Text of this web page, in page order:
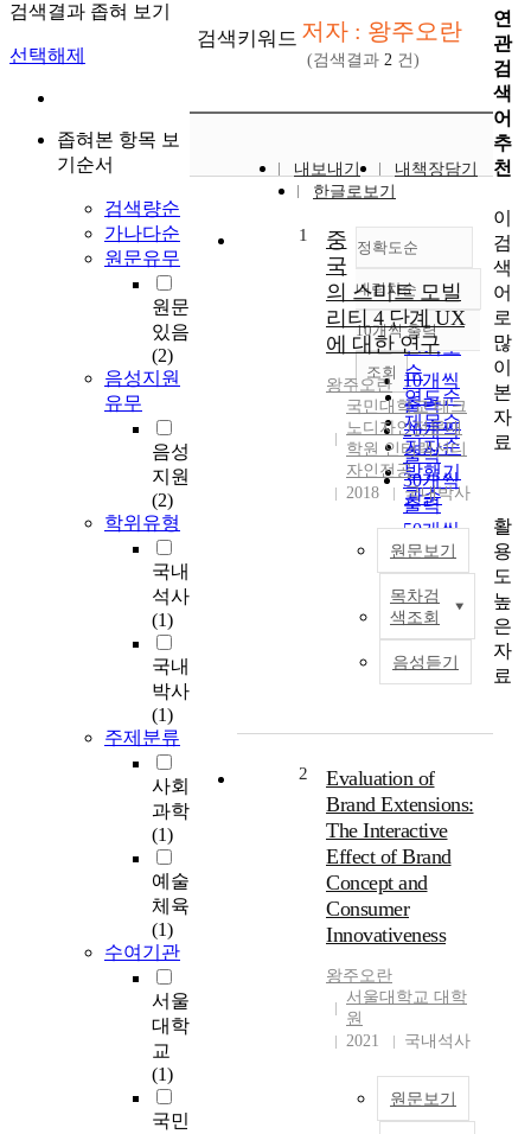
검색결과 좁혀 보기
선택해제
좁혀본 항목 보
기순서
검색량순
가나다순
원문유무
원문
있음
(2)
음성지원
유무
음성
지원
(2)
학위유형
국내
석사
(1)
국내
박사
(1)
주제분류
사회
과학
(1)
예술
체육
(1)
수여기관
서울
대학
교
(1)
국민
검색키워드 저자 : 왕주오란
(검색결과 2 건)
내보내기
내책장담기
한글로보기
정확도순
정확도
순
인기도
순
연도순
제목순
저자순
발행기
관순
내림차순
내림차순
10개씩 출력
10개씩
출력
20개씩
출력
30개씩
출력
50개씩
출력
100개씩
출력
조회
1
중
국
의 스마트 모빌
리티 4 단계 UX
에 대한 연구
왕주오란
국민대학교 테크
노디자인전문대
학원 인터랙션디
자인전공
2018
국내박사
원문보기
목차검
색조회
음성듣기
2
Evaluation of
Brand Extensions:
The Interactive
Effect of Brand
Concept and
Consumer
Innovativeness
왕주오란
서울대학교 대학
원
2021
국내석사
원문보기
연
관
검
색
어
추
천
이
검
색
어
로
많
이
본
자
료
활
용
도
높
은
자
료